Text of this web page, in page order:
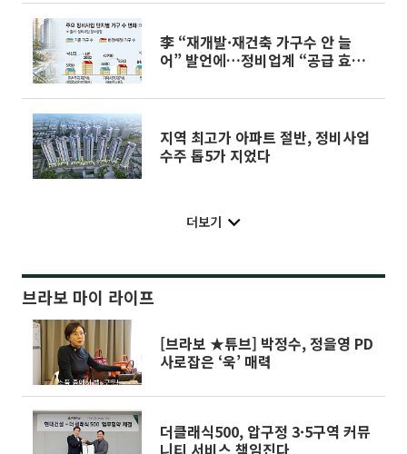
李 “재개발·재건축 가구수 안 늘
어” 발언에…정비업계 “공급 효과
지역 최고가 아파트 절반, 정비사업
수주 톱5가 지었다
더보기
브라보 마이 라이프
[브라보 ★튜브] 박정수, 정을영 PD
사로잡은 ‘욱’ 매력
더클래식500, 압구정 3·5구역 커뮤
니티 서비스 책임진다